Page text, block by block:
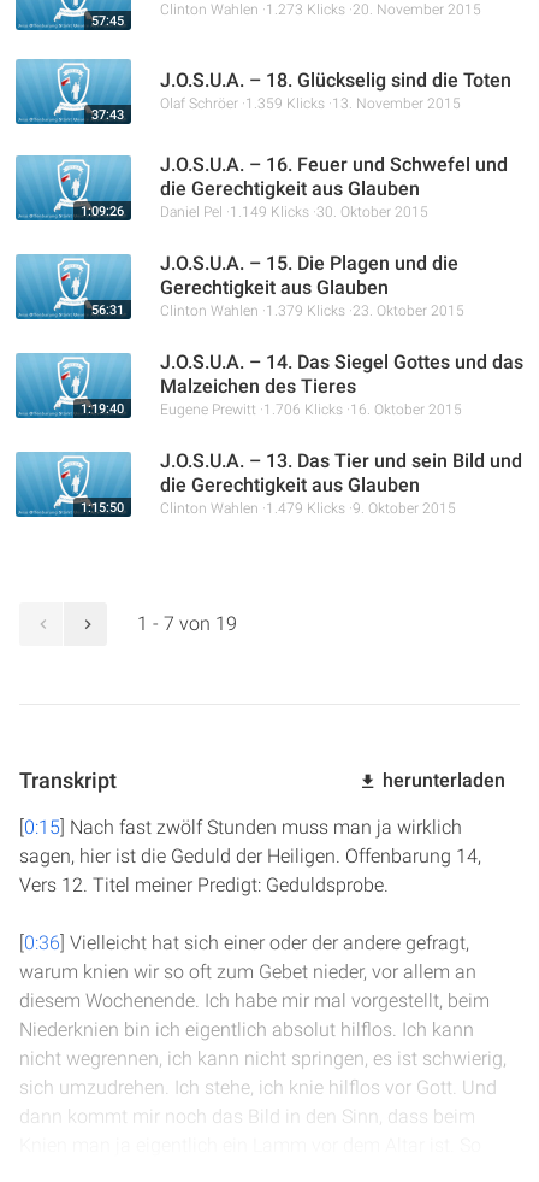
57:45
Clinton Wahlen 1.273 Klicks 20. November 2015
37:43
J.O.S.U.A. – 18. Glückselig sind die Toten
Olaf Schröer 1.359 Klicks 13. November 2015
1:09:26
J.O.S.U.A. – 16. Feuer und Schwefel und
die Gerechtigkeit aus Glauben
Daniel Pel 1.149 Klicks 30. Oktober 2015
56:31
J.O.S.U.A. – 15. Die Plagen und die
Gerechtigkeit aus Glauben
Clinton Wahlen 1.379 Klicks 23. Oktober 2015
1:19:40
J.O.S.U.A. – 14. Das Siegel Gottes und das
Malzeichen des Tieres
Eugene Prewitt 1.706 Klicks 16. Oktober 2015
1:15:50
J.O.S.U.A. – 13. Das Tier und sein Bild und
die Gerechtigkeit aus Glauben
Clinton Wahlen 1.479 Klicks 9. Oktober 2015
1 - 7 von 19
Transkript herunterladen
[0:15] Nach fast zwölf Stunden muss man ja wirklich
sagen, hier ist die Geduld der Heiligen. Offenbarung 14,
Vers 12. Titel meiner Predigt: Geduldsprobe.
[0:36] Vielleicht hat sich einer oder der andere gefragt,
warum knien wir so oft zum Gebet nieder, vor allem an
diesem Wochenende. Ich habe mir mal vorgestellt, beim
Niederknien bin ich eigentlich absolut hilflos. Ich kann
nicht wegrennen, ich kann nicht springen, es ist schwierig,
sich umzudrehen. Ich stehe, ich knie hilflos vor Gott. Und
dann kommt mir noch das Bild in den Sinn, dass beim